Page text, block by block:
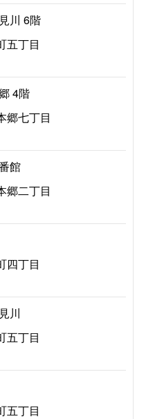
川 6階
五丁目
4階
郷七丁目
館
郷二丁目
四丁目
川
五丁目
五丁目